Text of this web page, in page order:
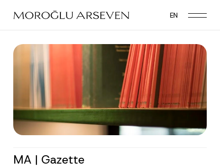
main
EN
MA | Gazette